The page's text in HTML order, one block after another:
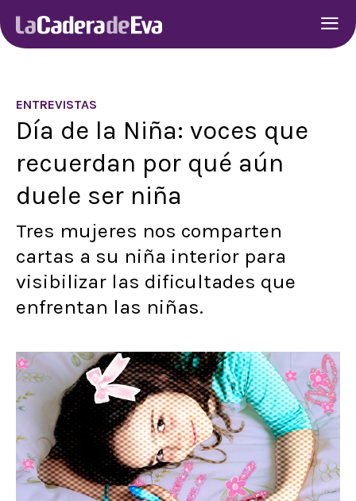
ENTREVISTAS
Día de la Niña: voces que
recuerdan por qué aún
duele ser niña
Tres mujeres nos comparten
cartas a su niña interior para
visibilizar las dificultades que
enfrentan las niñas.